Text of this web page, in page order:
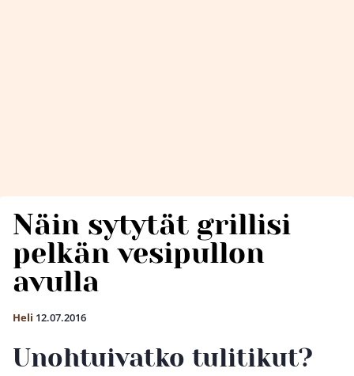
Näin sytytät grillisi
pelkän vesipullon
avulla
Heli 12.07.2016
Unohtuivatko tulitikut?